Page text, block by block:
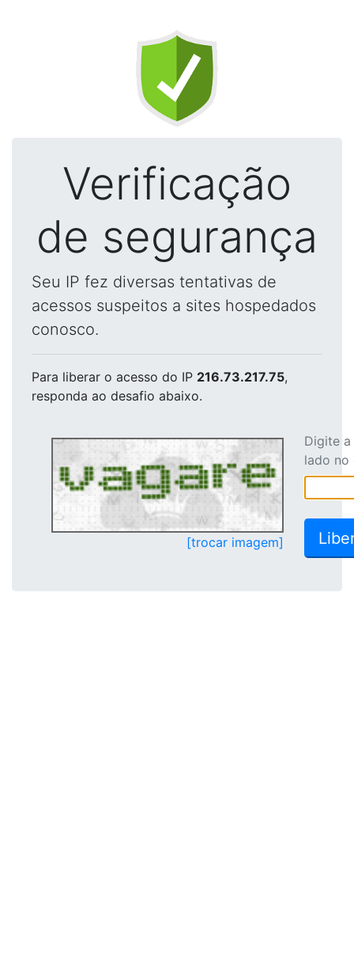
Verificação
de segurança
Seu IP fez diversas tentativas de
acessos suspeitos a sites hospedados
conosco.
Para liberar o acesso do IP 216.73.217.75,
responda ao desafio abaixo.
[trocar imagem]
Digite
lado no